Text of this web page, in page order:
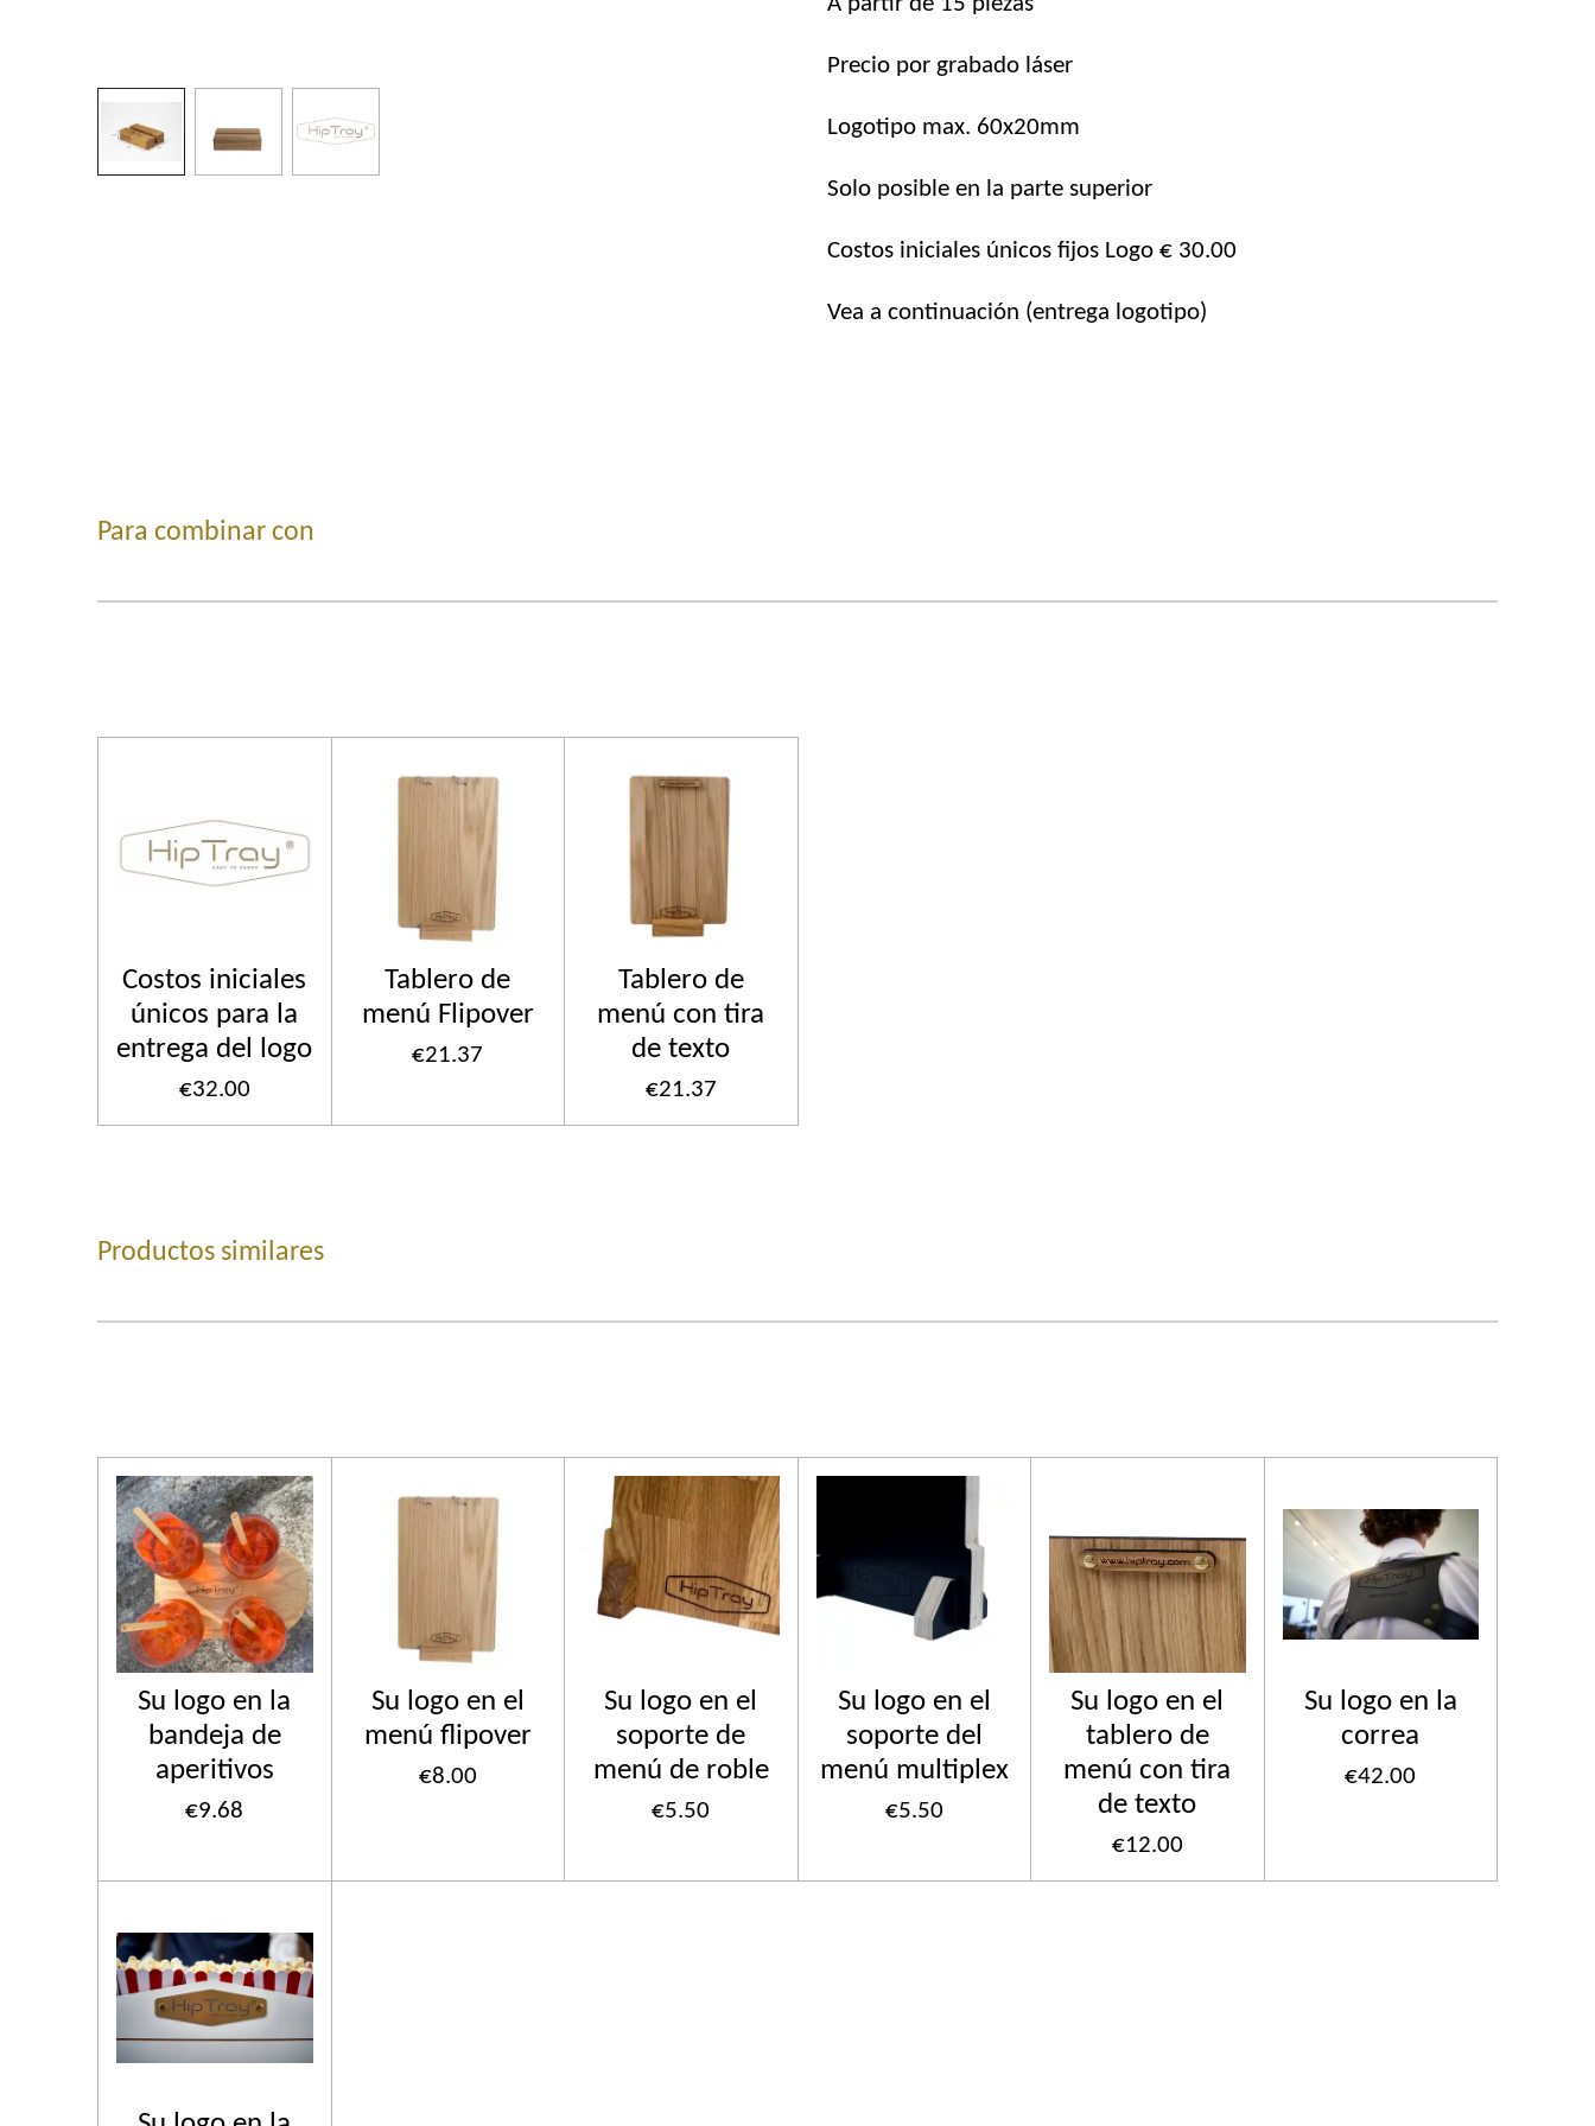
Precio por grabado láser
Logotipo max. 60x20mm
Solo posible en la parte superior
Costos iniciales únicos fijos Logo € 30.00
Vea a continuación (entrega logotipo)
Para combinar con
Costos iniciales
únicos para la
entrega del logo
€32.00
Tablero de
menú Flipover
€21.37
Tablero de
menú con tira
de texto
€21.37
Productos similares
Su logo en la
bandeja de
aperitivos
€9.68
Su logo en el
menú flipover
€8.00
Su logo en el
soporte de
menú de roble
€5.50
Su logo en el
soporte del
menú multiplex
€5.50
Su logo en el
tablero de
menú con tira
de texto
€12.00
Su logo en la
correa
€42.00